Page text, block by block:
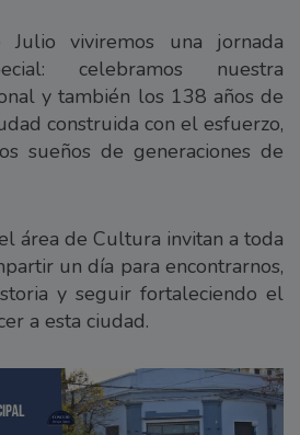
viviremos una jornada
celebramos nuestra
y también los 138 años de
construida con el esfuerzo,
sueños de generaciones de
área de Cultura invitan a toda
un día para encontrarnos,
y seguir fortaleciendo el
a esta ciudad.